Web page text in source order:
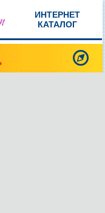
ИНТЕРНЕТ
КАТАЛОГ